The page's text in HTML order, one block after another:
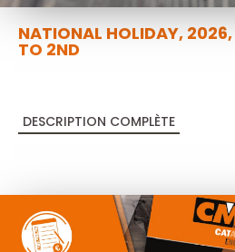
NATIONAL HOLIDAY, 2026,
TO 2ND
DESCRIPTION COMPLÈTE